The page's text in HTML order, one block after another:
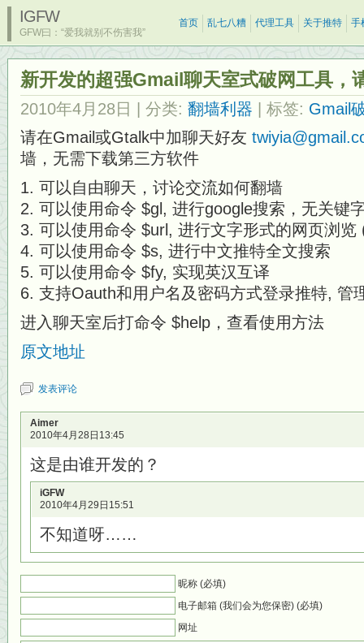
IGFW
GFW曰：“爱我就别不伤害我”
首页 乱七八糟 代理工具 关于推特 手
新开发的超强Gmail聊天室式破网工具，
2010年4月28日 | 分类: 翻墙利器 | 标签: Gmail
请在Gmail或Gtalk中加聊天好友
墙，无需下载第三方软件
1. 可以自由聊天，讨论交流如何翻墙
2. 可以使用命令 $gl, 进行google搜索，无关键
3. 可以使用命令 $url, 进行文字形式的网页浏览
4. 可以使用命令 $s, 进行中文推特全文搜索
5. 可以使用命令 $fy, 实现英汉互译
6. 支持Oauth和用户名及密码方式登录推特, 管
进入聊天室后打命令 $help，查看使用方法
原文地址
发表评论
Aimer
2010年4月28日13:45
这是由谁开发的？
iGFW
2010年4月29日15:51
不知道呀……
昵称 (必填)
电子邮箱 (我们会为您保密) (必填)
网址